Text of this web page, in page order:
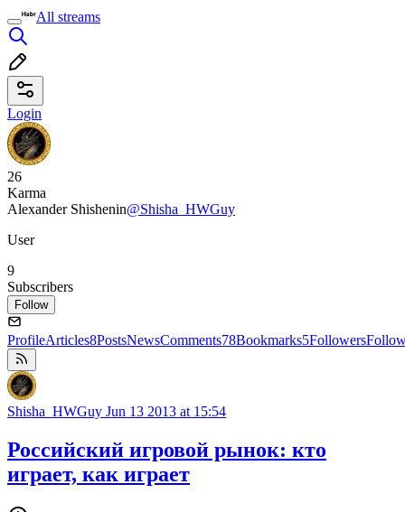
All streams
Login
26
Karma
Alexander Shishenin@Shisha_HWGuy
User
9
Subscribers
Follow
ProfileArticles8PostsNewsComments78Bookmarks5Followers
Shisha_HWGuy Jun 13 2013 at 15:54
Российский игровой рынок: кто
играет, как играет